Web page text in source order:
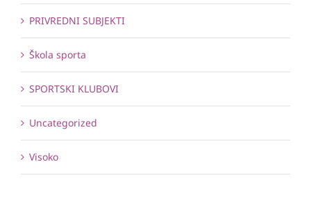
PRIVREDNI SUBJEKTI
Škola sporta
SPORTSKI KLUBOVI
Uncategorized
Visoko